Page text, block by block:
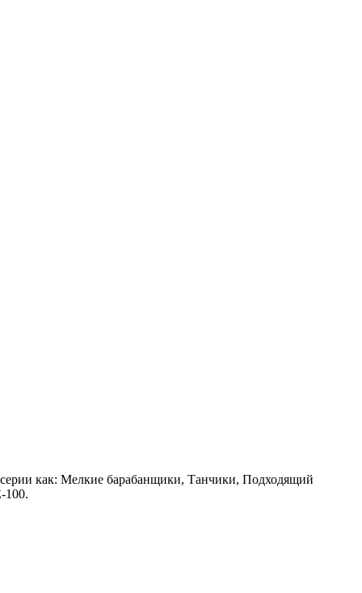
как: Мелкие барабанщики, Танчики, Подходящий
100.